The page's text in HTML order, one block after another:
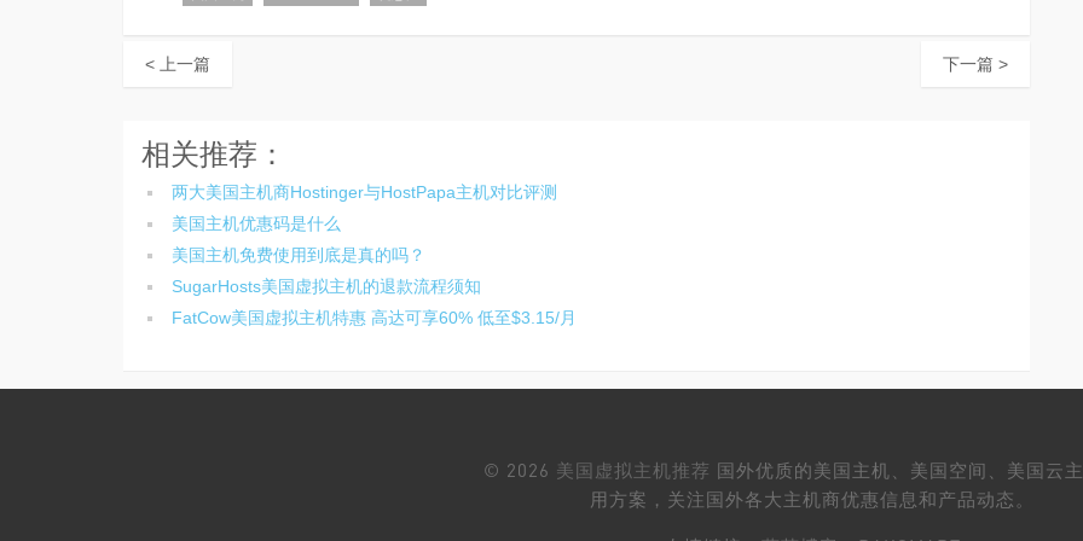
< 上一篇 下一篇 >
相关推荐：
两大美国主机商Hostinger与HostPapa主机对比评测
美国主机优惠码是什么
美国主机免费使用到底是真的吗？
SugarHosts美国虚拟主机的退款流程须知
FatCow美国虚拟主机特惠 高达可享60% 低至$3.15/月
© 2026 美国虚拟主机推荐 国外优质的美国主机、美国空间、美国云
用方案，关注国外各大主机商优惠信息和产品动态。